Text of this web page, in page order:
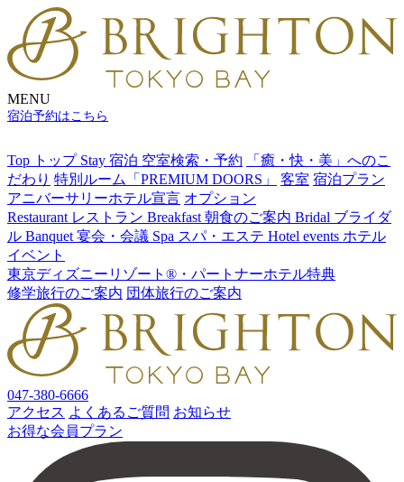
MENU
宿泊予約はこちら
Top トップ Stay 宿泊 空室検索・予約
「癒・快・美」へのこ
だわり 特別ルーム「PREMIUM DOORS」 客室 宿泊プラン
アニバーサリーホテル宣言 オプション
Restaurant レストラン Breakfast 朝食のご案内 Bridal ブライダ
ル Banquet 宴会・会議 Spa スパ・エステ Hotel events ホテル
イベント
東京ディズニーリゾート®・パートナーホテル特典
修学旅行のご案内 団体旅行のご案内
047-380-6666
アクセス よくあるご質問 お知らせ
お得な会員プラン